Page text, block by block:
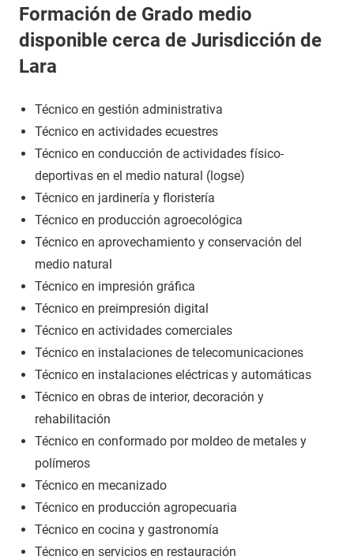
Formación de Grado medio
disponible cerca de Jurisdicción de
Lara
Técnico en gestión administrativa
Técnico en actividades ecuestres
Técnico en conducción de actividades físico-
deportivas en el medio natural (logse)
Técnico en jardinería y floristería
Técnico en producción agroecológica
Técnico en aprovechamiento y conservación del
medio natural
Técnico en impresión gráfica
Técnico en preimpresión digital
Técnico en actividades comerciales
Técnico en instalaciones de telecomunicaciones
Técnico en instalaciones eléctricas y automáticas
Técnico en obras de interior, decoración y
rehabilitación
Técnico en conformado por moldeo de metales y
polímeros
Técnico en mecanizado
Técnico en producción agropecuaria
Técnico en cocina y gastronomía
Técnico en servicios en restauración